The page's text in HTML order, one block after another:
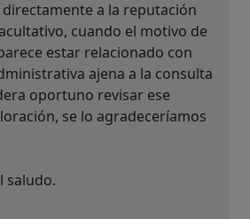
a la reputación
cuando el motivo de
estar relacionado con
ajena a la consulta
oportuno revisar ese
se lo agradeceríamos
saludo.